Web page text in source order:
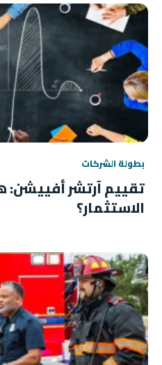
بطولة الشركات
تقييم آرتشر
الاستثمار؟